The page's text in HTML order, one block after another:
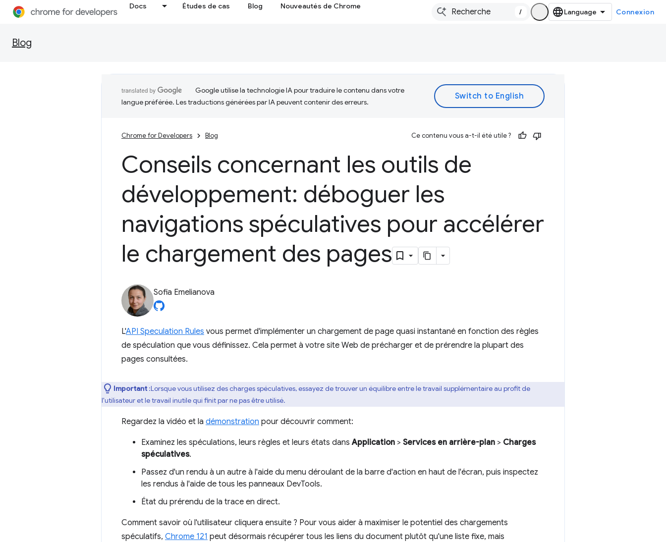
Docs Études de cas Blog Nouveautés de Chrome
/ Connexion
Blog
Google utilise la technologie IA pour traduire le contenu dans votre
langue préférée. Les traductions générées par IA peuvent contenir des erreurs.
Chrome for Developers Blog Ce contenu vous a-t-il été utile ?
Conseils concernant les outils de
développement: déboguer les
navigations spéculatives pour accélérer
le chargement des pages
Sofia Emelianova
L'API Speculation Rules vous permet d'implémenter un chargement de page quasi instantané en fonction des règles
de spéculation que vous définissez. Cela permet à votre site Web de précharger et de prérendre la plupart des
pages consultées.
Important :Lorsque vous utilisez des charges spéculatives, essayez de trouver un équilibre entre le travail supplémentaire au profit de
l'utilisateur et le travail inutile qui finit par ne pas être utilisé.
Regardez la vidéo et la démonstration pour découvrir comment:
Examinez les spéculations, leurs règles et leurs états dansApplication > Services en arrière-plan > Charges
spéculatives.
Passez d'un rendu à un autre à l'aide du menu déroulant de la barre d'action en haut de l'écran, puis inspectez
les rendus à l'aide de tous les panneaux DevTools.
État du prérendu de la trace en direct.
Comment savoir où l'utilisateur cliquera ensuite ? Pour vous aider à maximiser le potentiel des chargements
spéculatifs, Chrome 121 peut désormais récupérer tous les liens du document plutôt qu'une liste fixe, mais